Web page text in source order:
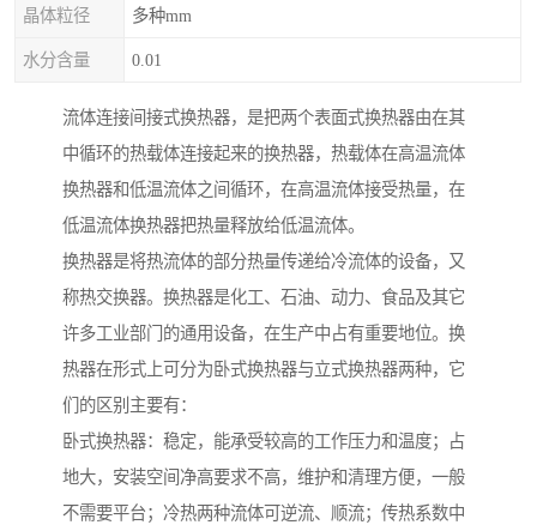
晶体粒径 多种mm
水分含量 0.01
流体连接间接式换热器，是把两个表面式换热器由在其
中循环的热载体连接起来的换热器，热载体在高温流体
换热器和低温流体之间循环，在高温流体接受热量，在
低温流体换热器把热量释放给低温流体。
换热器是将热流体的部分热量传递给冷流体的设备，又
称热交换器。换热器是化工、石油、动力、食品及其它
许多工业部门的通用设备，在生产中占有重要地位。换
热器在形式上可分为卧式换热器与立式换热器两种，它
们的区别主要有：
卧式换热器：稳定，能承受较高的工作压力和温度；占
地大，安装空间净高要求不高，维护和清理方便，一般
不需要平台；冷热两种流体可逆流、顺流；传热系数中